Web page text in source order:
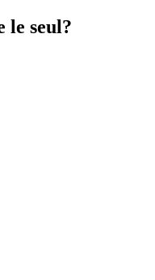
le seul?